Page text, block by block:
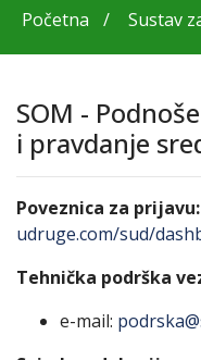
Početna Sustav
SOM -
i pravdanje
Poveznica za prijavu:
udruge.com/sud/
Tehnička podrška
e-mail: